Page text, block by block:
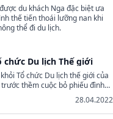
du khách Nga đặc biệt ưa
thế tiến thoái lưỡng nan khi
thể đi du lịch.
Du lịch Thế giới
Tổ chức Du lịch thế giới của
trước thềm cuộc bỏ phiếu đình
28.04.2022